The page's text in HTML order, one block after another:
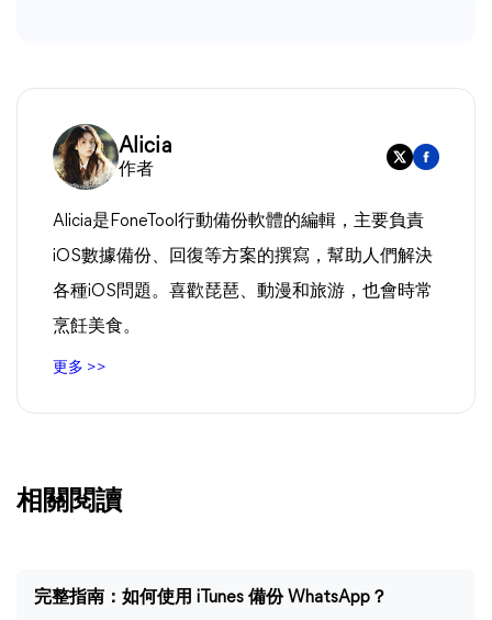
Alicia
作者
Alicia是FoneTool行動備份軟體的編輯，主要負責
iOS數據備份、回復等方案的撰寫，幫助人們解決
各種iOS問題。喜歡琵琶、動漫和旅游，也會時常
烹飪美食。
更多 >>
相關閱讀
完整指南：如何使用 iTunes 備份 WhatsApp？